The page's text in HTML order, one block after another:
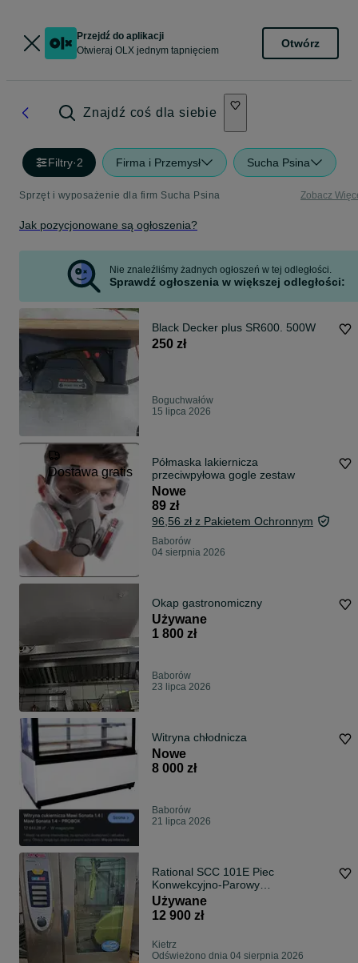
Przejdź do aplikacji
Otwieraj OLX jednym tapnięciem
Otwórz
Znajdź coś dla siebie
Filtry·2 Firma i Przemysł Sucha Psina
Sprzęt i wyposażenie dla firm Sucha Psina Zobacz
Jak pozycjonowane są ogłoszenia?
Nie znaleźliśmy żadnych ogłoszeń w tej odległości.
Sprawdź ogłoszenia w większej odległości:
Black Decker plus SR600. 500W
250 zł
Boguchwałów
15 lipca 2026
Dostawa gratis
Półmaska lakiernicza
przeciwpyłowa gogle zestaw
Nowe
89 zł
96,56 zł z Pakietem Ochronnym
Baborów
04 sierpnia 2026
Okap gastronomiczny
Używane
1 800 zł
Baborów
23 lipca 2026
Witryna chłodnicza
Nowe
8 000 zł
Baborów
21 lipca 2026
Rational SCC 101E Piec
Konwekcyjno-Parowy
Przygotowany do pracy!
Używane
12 900 zł
Kietrz
Odświeżono dnia 04 sierpnia 2026